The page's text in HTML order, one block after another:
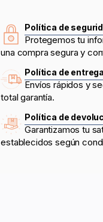
Política de
Protegemos tu
una compra segura y
Política de
Envíos rápidos y
total garantía.
Política de
Garantizamos tu
establecidos según